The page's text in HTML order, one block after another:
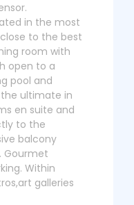
in the most
to the best
room with
open to a
pool and
ultimate in
en suite and
to the
balcony
Gourmet
Within
galleries